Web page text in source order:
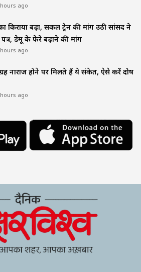
hours ago
किराया बढ़ा, सर्कल ट्रेन की मांग उठी सांसद ने
डेमू के फेरे बढ़ाने की मांग
hours ago
नाराज होने पर मिलते हैं ये संकेत, ऐसे करें दोष
hours ago